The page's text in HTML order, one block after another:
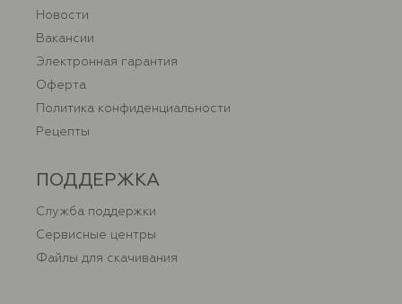
Новости
Вакансии
Электронная гарантия
Оферта
Политика конфиденциальности
Рецепты
ПОДДЕРЖКА
Служба поддержки
Сервисные центры
Файлы для скачивания